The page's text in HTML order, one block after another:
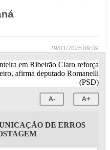
29/01/2026 09:39
A- A+
DE ERROS